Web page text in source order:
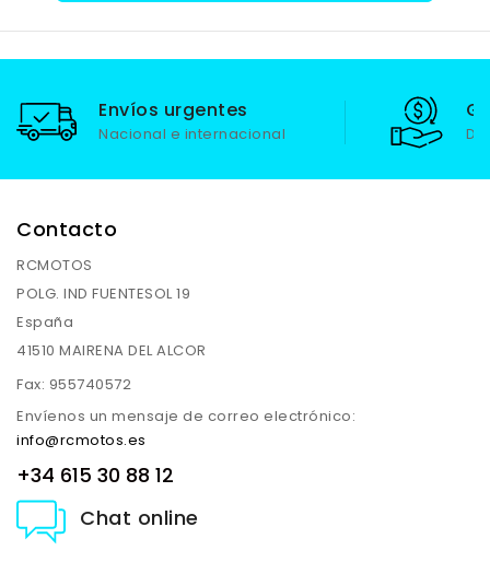
Envíos urgentes
Nacional e internacional
Contacto
RCMOTOS
POLG. IND FUENTESOL 19
España
41510 MAIRENA DEL ALCOR
Fax: 955740572
Envíenos un mensaje de correo electrónico:
info@rcmotos.es
+34 615 30 88 12
Chat online